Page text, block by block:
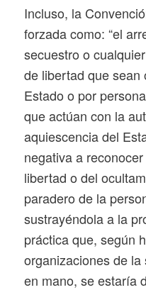
Incluso, la
forzada como: “el
secuestro o
de libertad que sean
Estado o por
que actúan con la
aquiescencia del
negativa a
libertad o del
paradero de la
sustrayéndola a la
práctica que, según
organizaciones de
en mano, se estaría